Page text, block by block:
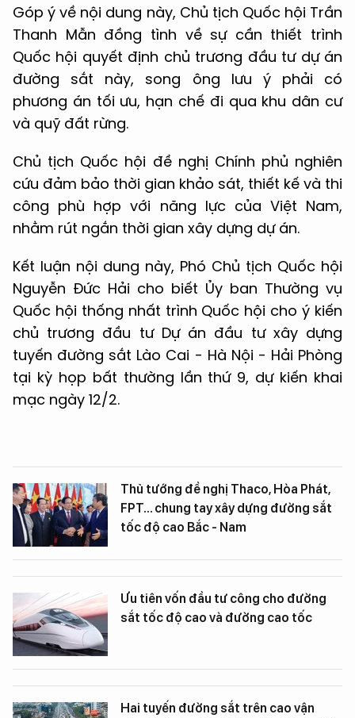
Góp ý về nội dung này, Chủ tịch Quốc hội Trần
Thanh Mẫn đồng tình về sự cần thiết trình
Quốc hội quyết định chủ trương đầu tư dự án
đường sắt này, song ông lưu ý phải có
phương án tối ưu, hạn chế đi qua khu dân cư
và quỹ đất rừng.
Chủ tịch Quốc hội đề nghị Chính phủ nghiên
cứu đảm bảo thời gian khảo sát, thiết kế và thi
công phù hợp với năng lực của Việt Nam,
nhằm rút ngắn thời gian xây dựng dự án.
Kết luận nội dung này, Phó Chủ tịch Quốc hội
Nguyễn Đức Hải cho biết Ủy ban Thường vụ
Quốc hội thống nhất trình Quốc hội cho ý kiến
chủ trương đầu tư Dự án đầu tư xây dựng
tuyến đường sắt Lào Cai - Hà Nội - Hải Phòng
tại kỳ họp bất thường lần thứ 9, dự kiến khai
mạc ngày 12/2.
Thủ tướng đề nghị Thaco, Hòa Phát,
FPT... chung tay xây dựng đường sắt
tốc độ cao Bắc - Nam
Ưu tiên vốn đầu tư công cho đường
sắt tốc độ cao và đường cao tốc
Hai tuyến đường sắt trên cao vận